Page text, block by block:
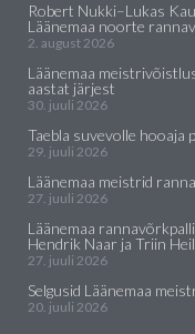
Robert Nukki–Lukas
Läänemaa noorte
2. august 2026
Läänemaa
aastat järjest
30. juuli 2026
Taebla suvevolle hooaja
29. juuli 2026
Läänemaa meistrid
27. juuli 2026
Läänemaa
Hendrik Naar ja Triin
27. juuli 2026
Selgusid Läänemaa
20. juuli 2026